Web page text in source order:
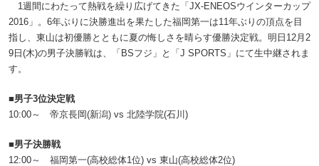
1週間にわたって熱戦を繰り広げてきた「JX-ENEOSウインターカップ
2016」。6年ぶりに決勝進出を果たした福岡第一は11年ぶりの頂点を目
指し、東山は初優勝とともに夏の悔しさを晴らす優勝決定戦。明日12月2
9日(木)の男子決勝戦は、「BSフジ」と「J SPORTS」にて生中継されま
す。
■男子3位決定戦
10:00～ 帝京長岡(新潟) vs 北陸学院(石川)
■男子決勝戦
12:00～ 福岡第一(高校総体1位) vs 東山(高校総体2位)